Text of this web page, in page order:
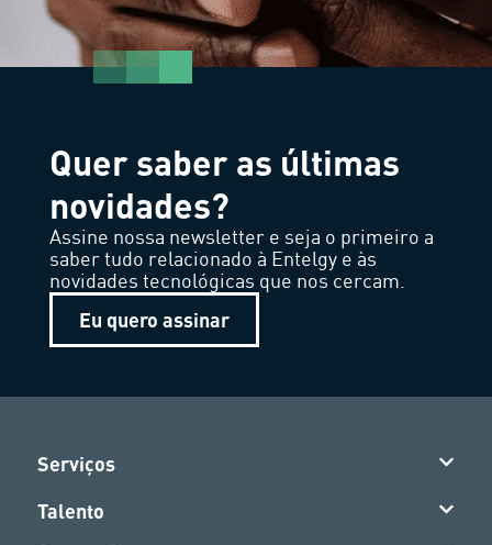
Quer saber as últimas
novidades?
Assine nossa newsletter e seja o primeiro a
saber tudo relacionado à Entelgy e às
novidades tecnológicas que nos cercam.
Eu quero assinar
Serviços
Talento